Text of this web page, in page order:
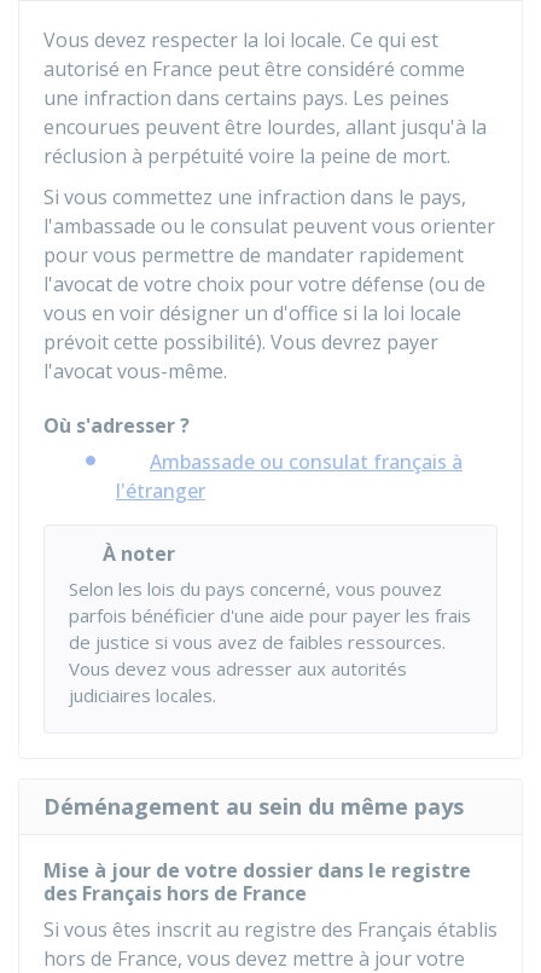
Vous devez respecter la loi locale. Ce qui est
autorisé en France peut être considéré comme
une infraction dans certains pays. Les peines
encourues peuvent être lourdes, allant jusqu'à la
réclusion à perpétuité voire la peine de mort.
Si vous commettez une infraction dans le pays,
l'ambassade ou le consulat peuvent vous orienter
pour vous permettre de mandater rapidement
l'avocat de votre choix pour votre défense (ou de
vous en voir désigner un d'office si la loi locale
prévoit cette possibilité). Vous devrez payer
l'avocat vous-même.
Où s'adresser ?
Ambassade ou consulat français à
l'étranger
À noter
Selon les lois du pays concerné, vous pouvez
parfois bénéficier d'une aide pour payer les frais
de justice si vous avez de faibles ressources.
Vous devez vous adresser aux autorités
judiciaires locales.
Déménagement au sein du même pays
Mise à jour de votre dossier dans le registre
des Français hors de France
Si vous êtes inscrit au registre des Français établis
hors de France, vous devez mettre à jour votre